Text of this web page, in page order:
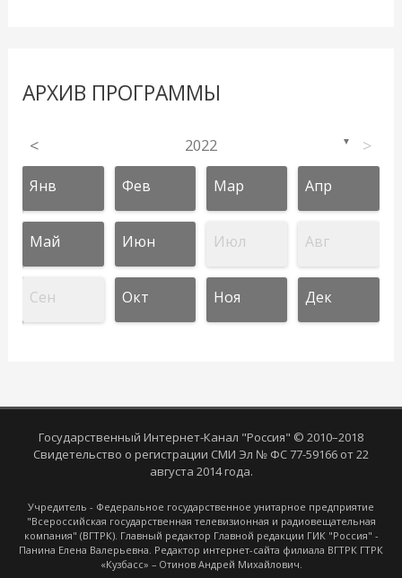
АРХИВ ПРОГРАММЫ
< 2022 ▼ >
Янв Фев Мар Апр
Май Июн Июл Авг
Сен Окт Ноя Дек
Государственный Интернет-Канал "Россия" © 2010–2018
Свидетельство о регистрации СМИ Эл № ФС 77-59166 от 22
августа 2014 года.
Учредитель - Федеральное государственное унитарное предприятие
"Всероссийская государственная телевизионная и радиовещательная
компания" (ВГТРК). Главный редактор Главной редакции ГИК "Россия" -
Панина Елена Валерьевна. Редактор интернет-сайта филиала ВГТРК ГТРК
«Кузбасс» – Отинов Андрей Михайлович.